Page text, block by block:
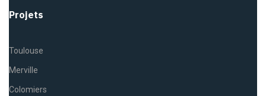
Projets
Toulouse
Merville
Colomiers